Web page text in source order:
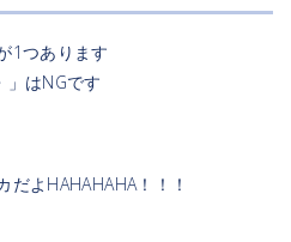
1つあります
はNGです
よHAHAHAHA！！！